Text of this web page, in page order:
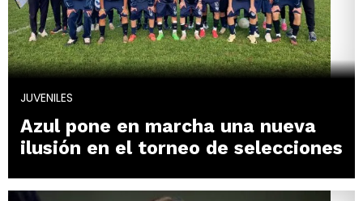
JUVENILES
Azul pone en marcha una nueva
ilusión en el torneo de selecciones